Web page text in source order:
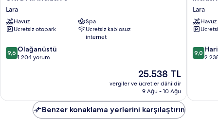
Resort
Lara
Antalya
Prive
Ultra
Lara
Havuz
Spa
Ücretsiz otopark
Ücretsiz kablosuz
internet
10
üzerinden
9,6 Olağanüstü
1.204 yorum
Güncel
fiyat:
25.538 TL
25.538 TL
vergiler ve ücretler dâhildir
9 Ağu - 10 Ağu
Resort
Topkapi
Palace
All
Inclusive
Lara
Havuz
10
9,0
Benzer konaklama yerlerini karşılaştırın